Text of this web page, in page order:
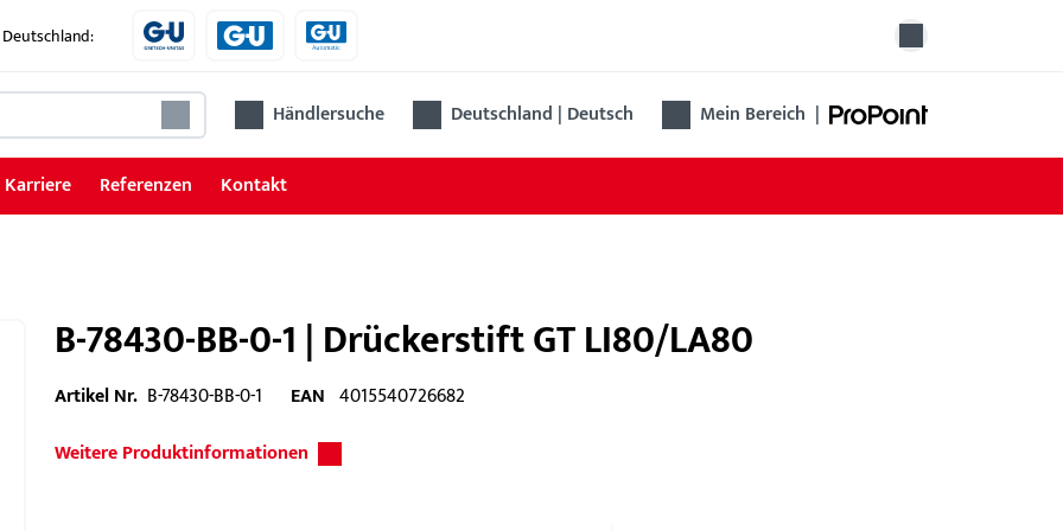
Händlersuche Deutschland | Deutsch Mein Bereich |
Karriere Referenzen Kontakt
B-78430-BB-0-1 | Drückerstift GT LI80/LA80
Artikel Nr. B-78430-BB-0-1 EAN 4015540726682
Weitere Produktinformationen